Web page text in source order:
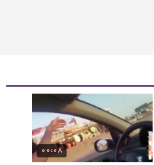
00:08